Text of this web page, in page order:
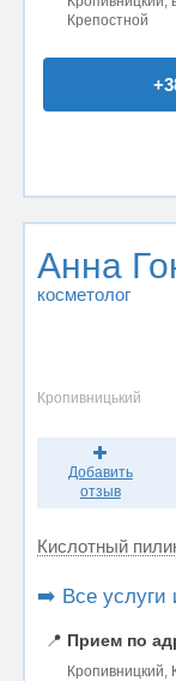
Крепостной
Анна
косметолог
Кропивницький
Добавить
отзыв
Кислотный
➡️ Все услуги
📍 Прием по
Кропивницкий,